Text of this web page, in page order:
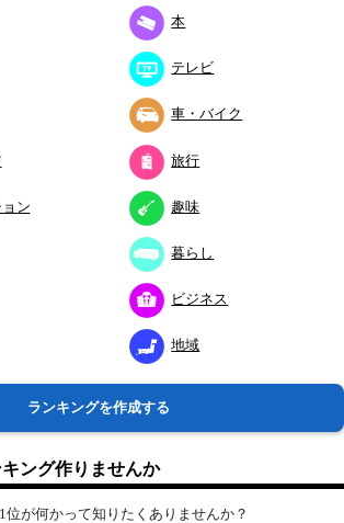
本
テレビ
車・バイク
旅行
ン 趣味
暮らし
ビジネス
地域
ランキングを作成する
ング作りませんか
位が何かって知りたくありませんか？